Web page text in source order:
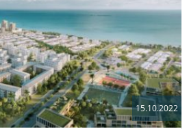
15.10.2022